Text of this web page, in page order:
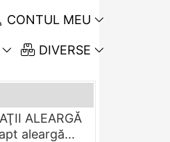
CONTUL MEU
DIVERSE
ALEARGĂ
aleargă...